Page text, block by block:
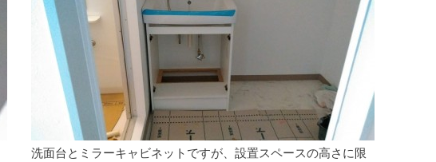
洗面台とミラーキャビネットですが、設置スペースの高さに限